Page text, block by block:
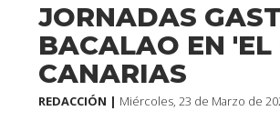
JORNADAS
BACALAO EN 'EL
CANARIAS
REDACCIÓN | Miércoles, 23 de Marzo de